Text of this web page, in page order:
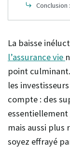
Conclusion
La baisse
l’assurance vie
point
les
compte : des
essentiellement
mais aussi plus
soyez effrayé